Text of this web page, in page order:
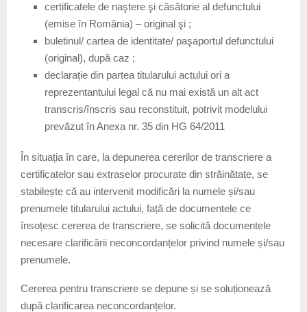
certificatele de naştere şi căsătorie al defunctului
(emise în România) – original şi ;
buletinul/ cartea de identitate/ paşaportul defunctului
(original), după caz ;
declarație din partea titularului actului ori a
reprezentantului legal că nu mai există un alt act
transcris/înscris sau reconstituit, potrivit modelului
prevăzut în Anexa nr. 35 din HG 64/2011
În situația în care, la depunerea cererilor de transcriere a
certificatelor sau extraselor procurate din străinătate, se
stabilește că au intervenit modificări la numele și/sau
prenumele titularului actului, față de documentele ce
însoțesc cererea de transcriere, se solicită documentele
necesare clarificării neconcordanțelor privind numele și/sau
prenumele.
Cererea pentru transcriere se depune și se soluționează
după clarificarea neconcordanțelor.